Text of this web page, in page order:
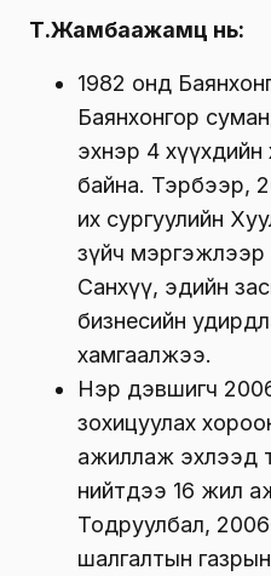
Т.Жамбаажамц нь:
1982 онд
Баянхонгор
эхнэр 4
байна. Тэрбээр,
их сургуулийн
зүйч мэргэжлээр
Санхүү, эдийн
бизнесийн
хамгаалжээ.
Нэр дэвшигч
зохицуулах
ажиллаж эхлээд
нийтдээ 16 жил
Тодруулбал,
шалгалтын